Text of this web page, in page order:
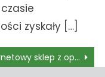
zyskały […]
Internetowy sklep z oponami- zadbaj o swój samochód na wiosnę